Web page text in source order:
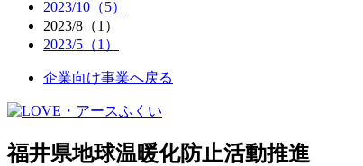
2023/10（5）
2023/8（1）
2023/5（1）
企業向け事業へ戻る
福井県地球温暖化防止活動推進